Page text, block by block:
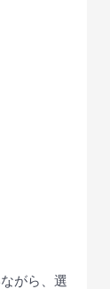
がら、選